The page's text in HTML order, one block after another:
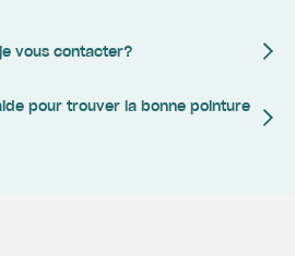
vous contacter?
pour trouver la bonne pointure